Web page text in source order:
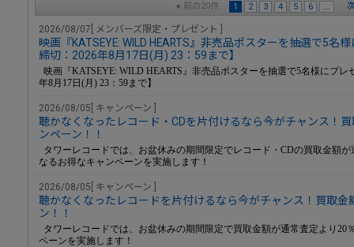
前の20件 1 2 3 4 5 6 ...
2026/08/07[ メンバーズ限定・プレゼント ]
映画『KATSEYE: WILD HEARTS』非売品ポスターを抽選で5名
締切：2026年8月17日(月) 23：59まで】
映画『KATSEYE: WILD HEARTS』非売品ポスターを抽選で5名様にプレ
年8月17日(月) 23：59まで】
2026/08/05[ キャンペーン ]
聴かなくなったレコード・CDを片付けるなら今がチャンス！
ンペーン！！
タワーレコードでは、お盆休みの期間限定でレコード・CDの買取金額が
なるお得なキャンペーンを実施します！
2026/08/05[ キャンペーン ]
聴かなくなったレコードを片付けるなら今がチャンス！買取金
ン！！
タワーレコードでは、お盆休みの期間限定で買取金額が通常査定より20
ペーンを実施します！